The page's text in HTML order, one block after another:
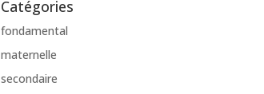
Catégories
fondamental
maternelle
secondaire